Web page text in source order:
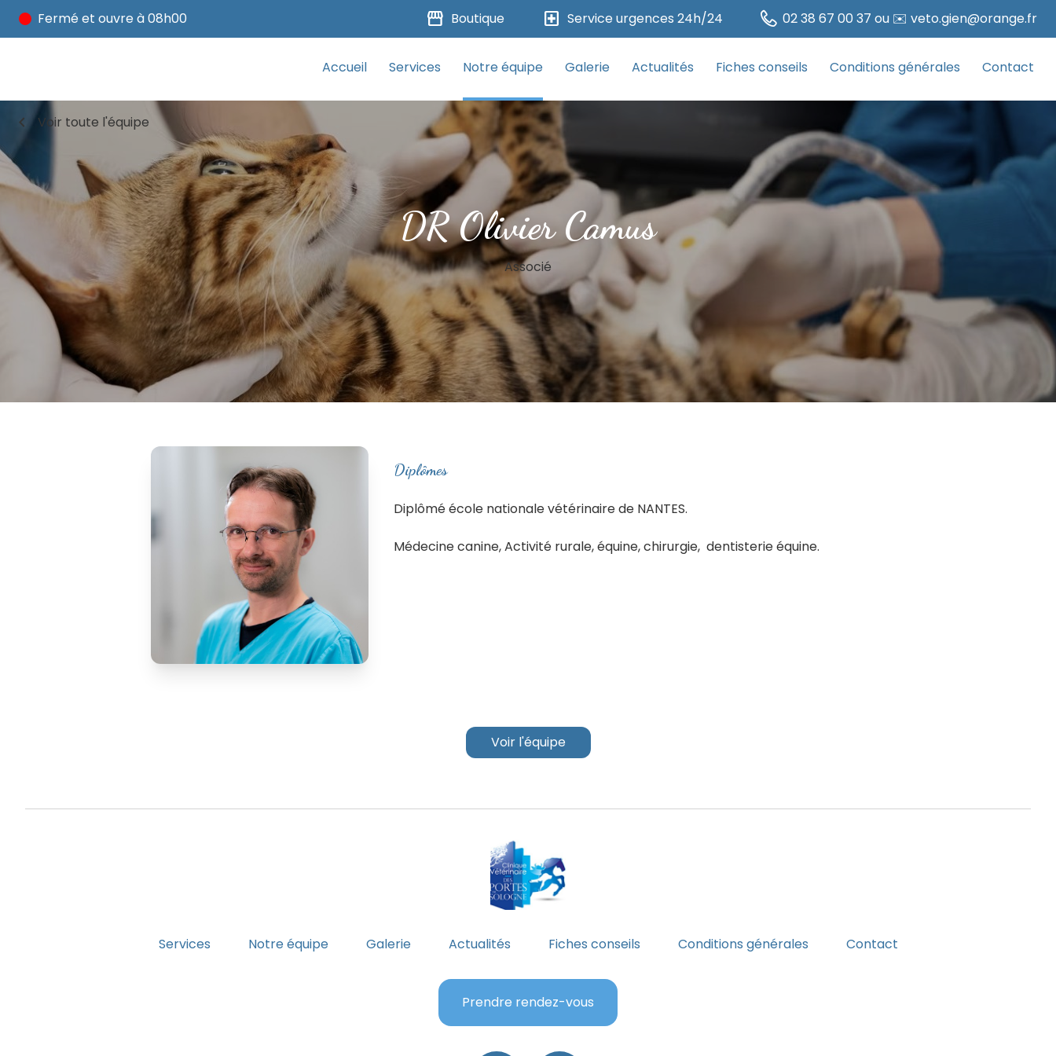
Ferméet ouvre à 08h00 storefront Boutique local_hospital Service urgences 24h/24 02 38 67 00 37 ou ✉️ veto.gien@orange.fr
Accueil Services Notre équipe Galerie Actualités Fiches conseils Conditions générales Contact
chevron_left Voir toute l'équipe
DR Olivier Camus
Associé
Diplômes
Diplômé école nationale vétérinaire de NANTES.
Médecine canine, Activité rurale, équine, chirurgie, dentisterie équine.
Voir l'équipe
Services Notre équipe Galerie Actualités Fiches conseils Conditions générales Contact
Prendre rendez-vous